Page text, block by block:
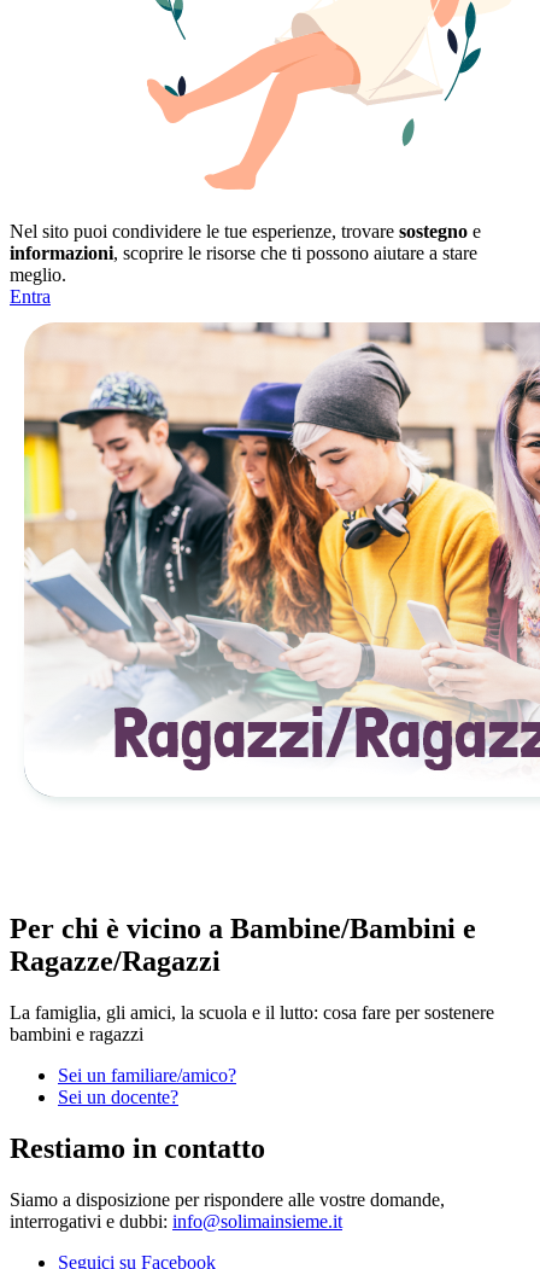
Nel sito puoi condividere le tue esperienze, trovare sostegno e
informazioni, scoprire le risorse che ti possono aiutare a stare
meglio.
Entra
Per chi è vicino a Bambine/Bambini e
Ragazze/Ragazzi
La famiglia, gli amici, la scuola e il lutto: cosa fare per sostenere
bambini e ragazzi
Sei un familiare/amico?
Sei un docente?
Restiamo in contatto
Siamo a disposizione per rispondere alle vostre domande,
interrogativi e dubbi: info@solimainsieme.it
Seguici su Facebook